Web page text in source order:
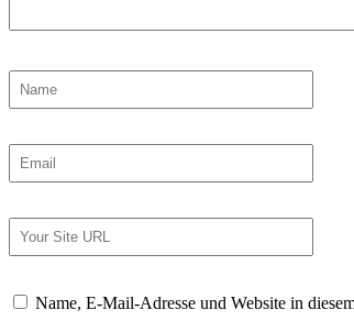
Name, E-Mail-Adresse und Website in